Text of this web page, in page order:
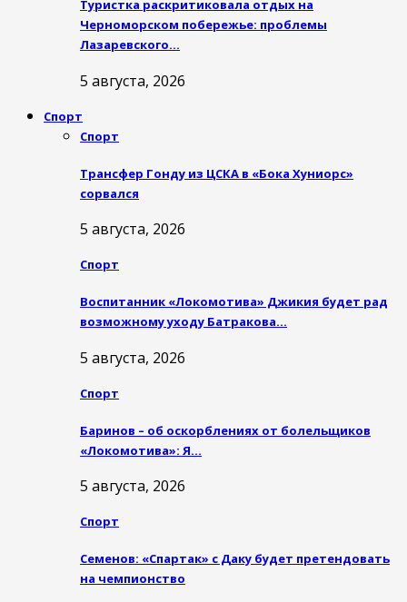
Туристка раскритиковала отдых на
Черноморском побережье: проблемы
Лазаревского…
5 августа, 2026
Спорт
Спорт
Трансфер Гонду из ЦСКА в «Бока Хуниорс»
сорвался
5 августа, 2026
Спорт
Воспитанник «Локомотива» Джикия будет рад
возможному уходу Батракова…
5 августа, 2026
Спорт
Баринов – об оскорблениях от болельщиков
«Локомотива»: Я…
5 августа, 2026
Спорт
Семенов: «Спартак» с Даку будет претендовать
на чемпионство